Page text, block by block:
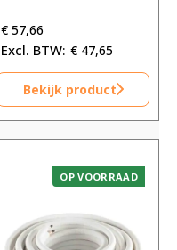
€ 57,66
€ 47,65
Bekijk product
OP VOORRAAD